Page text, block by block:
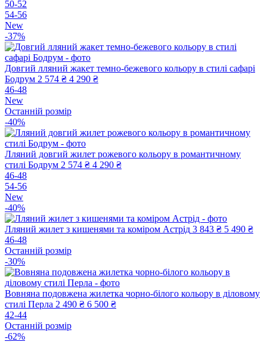
50-52
54-56
New
-37%
Довгий лляний жакет темно-бежевого кольору в стилі сафарі
Бодрум 2 574 ₴ 4 290 ₴
46-48
New
Останній розмір
-40%
Лляний довгий жилет рожевого кольору в романтичному
стилі Бодрум 2 574 ₴ 4 290 ₴
46-48
54-56
New
-40%
Лляний жилет з кишенями та коміром Астрід 3 843 ₴ 5 490 ₴
46-48
Останній розмір
-30%
Вовняна подовжена жилетка чорно-білого кольору в діловому
стилі Перла 2 490 ₴ 6 500 ₴
42-44
Останній розмір
-62%